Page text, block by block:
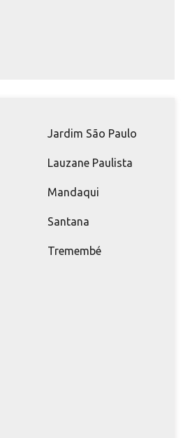
Jardim São Paulo
Lauzane Paulista
Mandaqui
Santana
Tremembé